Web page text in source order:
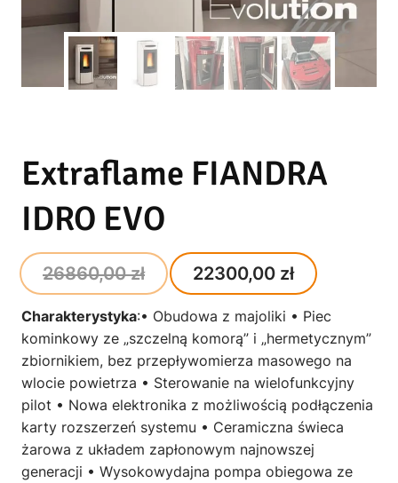
Extraflame FIANDRA
IDRO EVO
26860,00zł
Original
price
was:
26860,00 zł.
22300,00 zł
Current
is:
22300,00
Charakterystyka:• Obudowa z majoliki • Piec
kominkowy ze „szczelną komorą” i „hermetycznym”
zbiornikiem, bez przepływomierza masowego na
wlocie powietrza • Sterowanie na wielofunkcyjny
pilot • Nowa elektronika z możliwością podłączenia
karty rozszerzeń systemu • Ceramiczna świeca
żarowa z układem zapłonowym najnowszej
generacji • Wysokowydajna pompa obiegowa ze